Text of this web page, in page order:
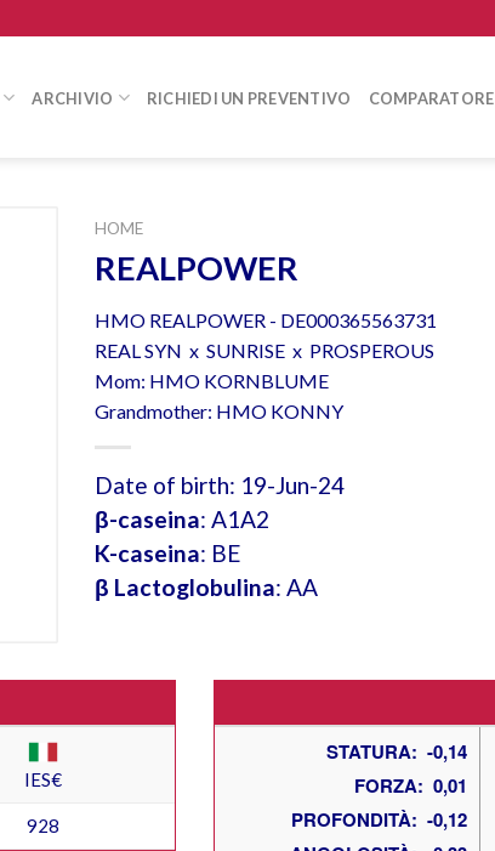
ARCHIVIO RICHIEDI UN PREVENTIVO COMPARATORE
HOME
REALPOWER
HMO REALPOWER - DE000365563731
REAL SYN x SUNRISE x PROSPEROUS
Mom: HMO KORNBLUME
Grandmother: HMO KONNY
Date of birth: 19-Jun-24
β-caseina: A1A2
K-caseina: BE
β Lactoglobulina: AA
IES€
928